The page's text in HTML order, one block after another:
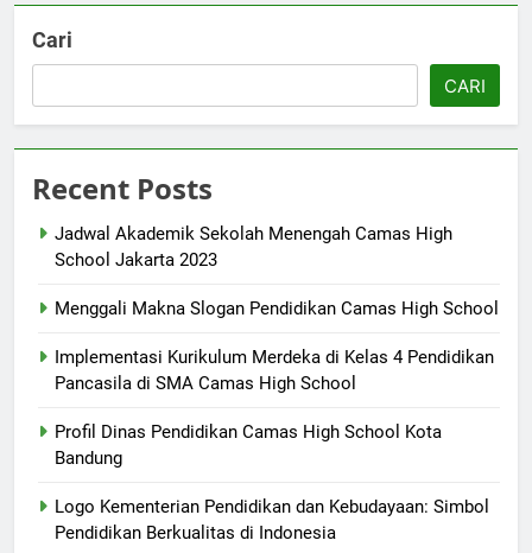
Cari
CARI
Recent Posts
Jadwal Akademik Sekolah Menengah Camas High
School Jakarta 2023
Menggali Makna Slogan Pendidikan Camas High School
Implementasi Kurikulum Merdeka di Kelas 4 Pendidikan
Pancasila di SMA Camas High School
Profil Dinas Pendidikan Camas High School Kota
Bandung
Logo Kementerian Pendidikan dan Kebudayaan: Simbol
Pendidikan Berkualitas di Indonesia